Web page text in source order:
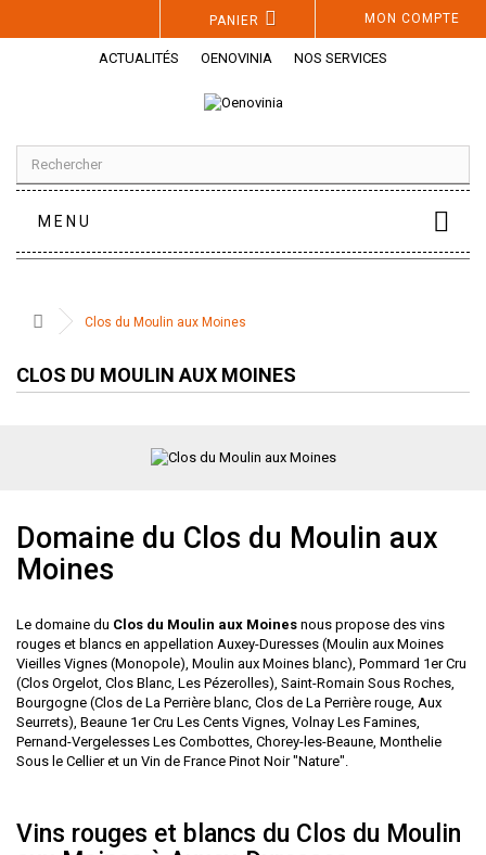
MON COMPTE
PANIER
ACTUALITÉS OENOVINIA NOS SERVICES
MENU
Clos du Moulin aux Moines
CLOS DU MOULIN AUX MOINES
Domaine du Clos du Moulin aux
Moines
Le domaine du Clos du Moulin aux Moines nous propose des vins
rouges et blancs en appellation Auxey-Duresses (Moulin aux Moines
Vieilles Vignes (Monopole), Moulin aux Moines blanc), Pommard 1er Cru
(Clos Orgelot, Clos Blanc, Les Pézerolles), Saint-Romain Sous Roches,
Bourgogne (Clos de La Perrière blanc, Clos de La Perrière rouge, Aux
Seurrets), Beaune 1er Cru Les Cents Vignes, Volnay Les Famines,
Pernand-Vergelesses Les Combottes, Chorey-les-Beaune, Monthelie
Sous le Cellier et un Vin de France Pinot Noir "Nature".
Vins rouges et blancs du Clos du Moulin